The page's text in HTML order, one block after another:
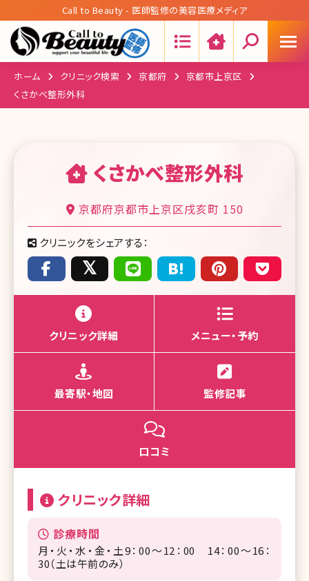
Call to Beauty - 医師監修の美容医療メディア
ホーム クリニック検索 京都府
京都市上京区
くさかべ整形外科
くさかべ整形外科
京都府京都市上京区戌亥町 150
クリニックをシェアする：
クリニック詳細 メニュー・予約
最寄駅・地図 監修記事
口コミ
クリニック詳細
診療時間
月・火・水・金・土9：00～12：00 14：00～16：
30（土は午前のみ）